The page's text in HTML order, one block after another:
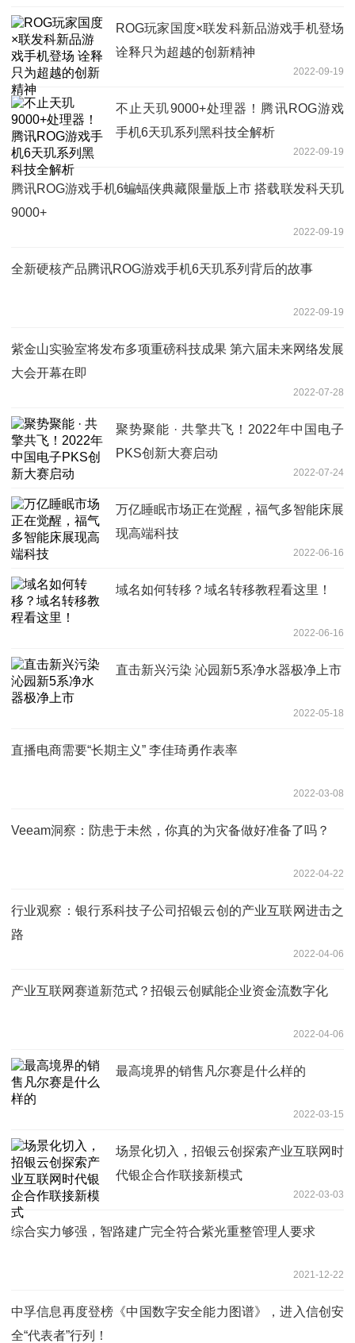
ROG玩家国度×联发科新品游戏手机登场
诠释只为超越的创新精神
2022-09-19
不止天玑9000+处理器！腾讯ROG游戏
手机6天玑系列黑科技全解析
2022-09-19
腾讯ROG游戏手机6蝙蝠侠典藏限量版上市 搭载联发科天玑
9000+
2022-09-19
全新硬核产品腾讯ROG游戏手机6天玑系列背后的故事
2022-09-19
紫金山实验室将发布多项重磅科技成果 第六届未来网络发展
大会开幕在即
2022-07-28
聚势聚能 · 共擎共飞！2022年中国电子
PKS创新大赛启动
2022-07-24
万亿睡眠市场正在觉醒，福气多智能床展
现高端科技
2022-06-16
域名如何转移？域名转移教程看这里！
2022-06-16
直击新兴污染 沁园新5系净水器极净上市
2022-05-18
直播电商需要“长期主义” 李佳琦勇作表率
2022-03-08
Veeam洞察：防患于未然，你真的为灾备做好准备了吗？
2022-04-22
行业观察：银行系科技子公司招银云创的产业互联网进击之
路
2022-04-06
产业互联网赛道新范式？招银云创赋能企业资金流数字化
2022-04-06
最高境界的销售凡尔赛是什么样的
2022-03-15
场景化切入，招银云创探索产业互联网时
代银企合作联接新模式
2022-03-03
综合实力够强，智路建广完全符合紫光重整管理人要求
2021-12-22
中孚信息再度登榜《中国数字安全能力图谱》，进入信创安
全“代表者”行列！